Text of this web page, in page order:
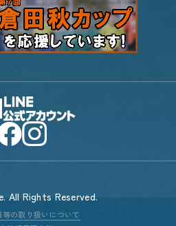
All Rights Reserved.
等の取り扱いについて